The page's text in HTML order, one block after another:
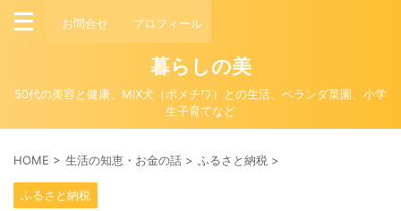
お問合せ プロフィール
暮らしの美
50代の美容と健康、MIX犬（ポメチワ）との生活、ベランダ菜園、小学
生子育てなど
HOME > 生活の知恵・お金の話 > ふるさと納税 >
ふるさと納税